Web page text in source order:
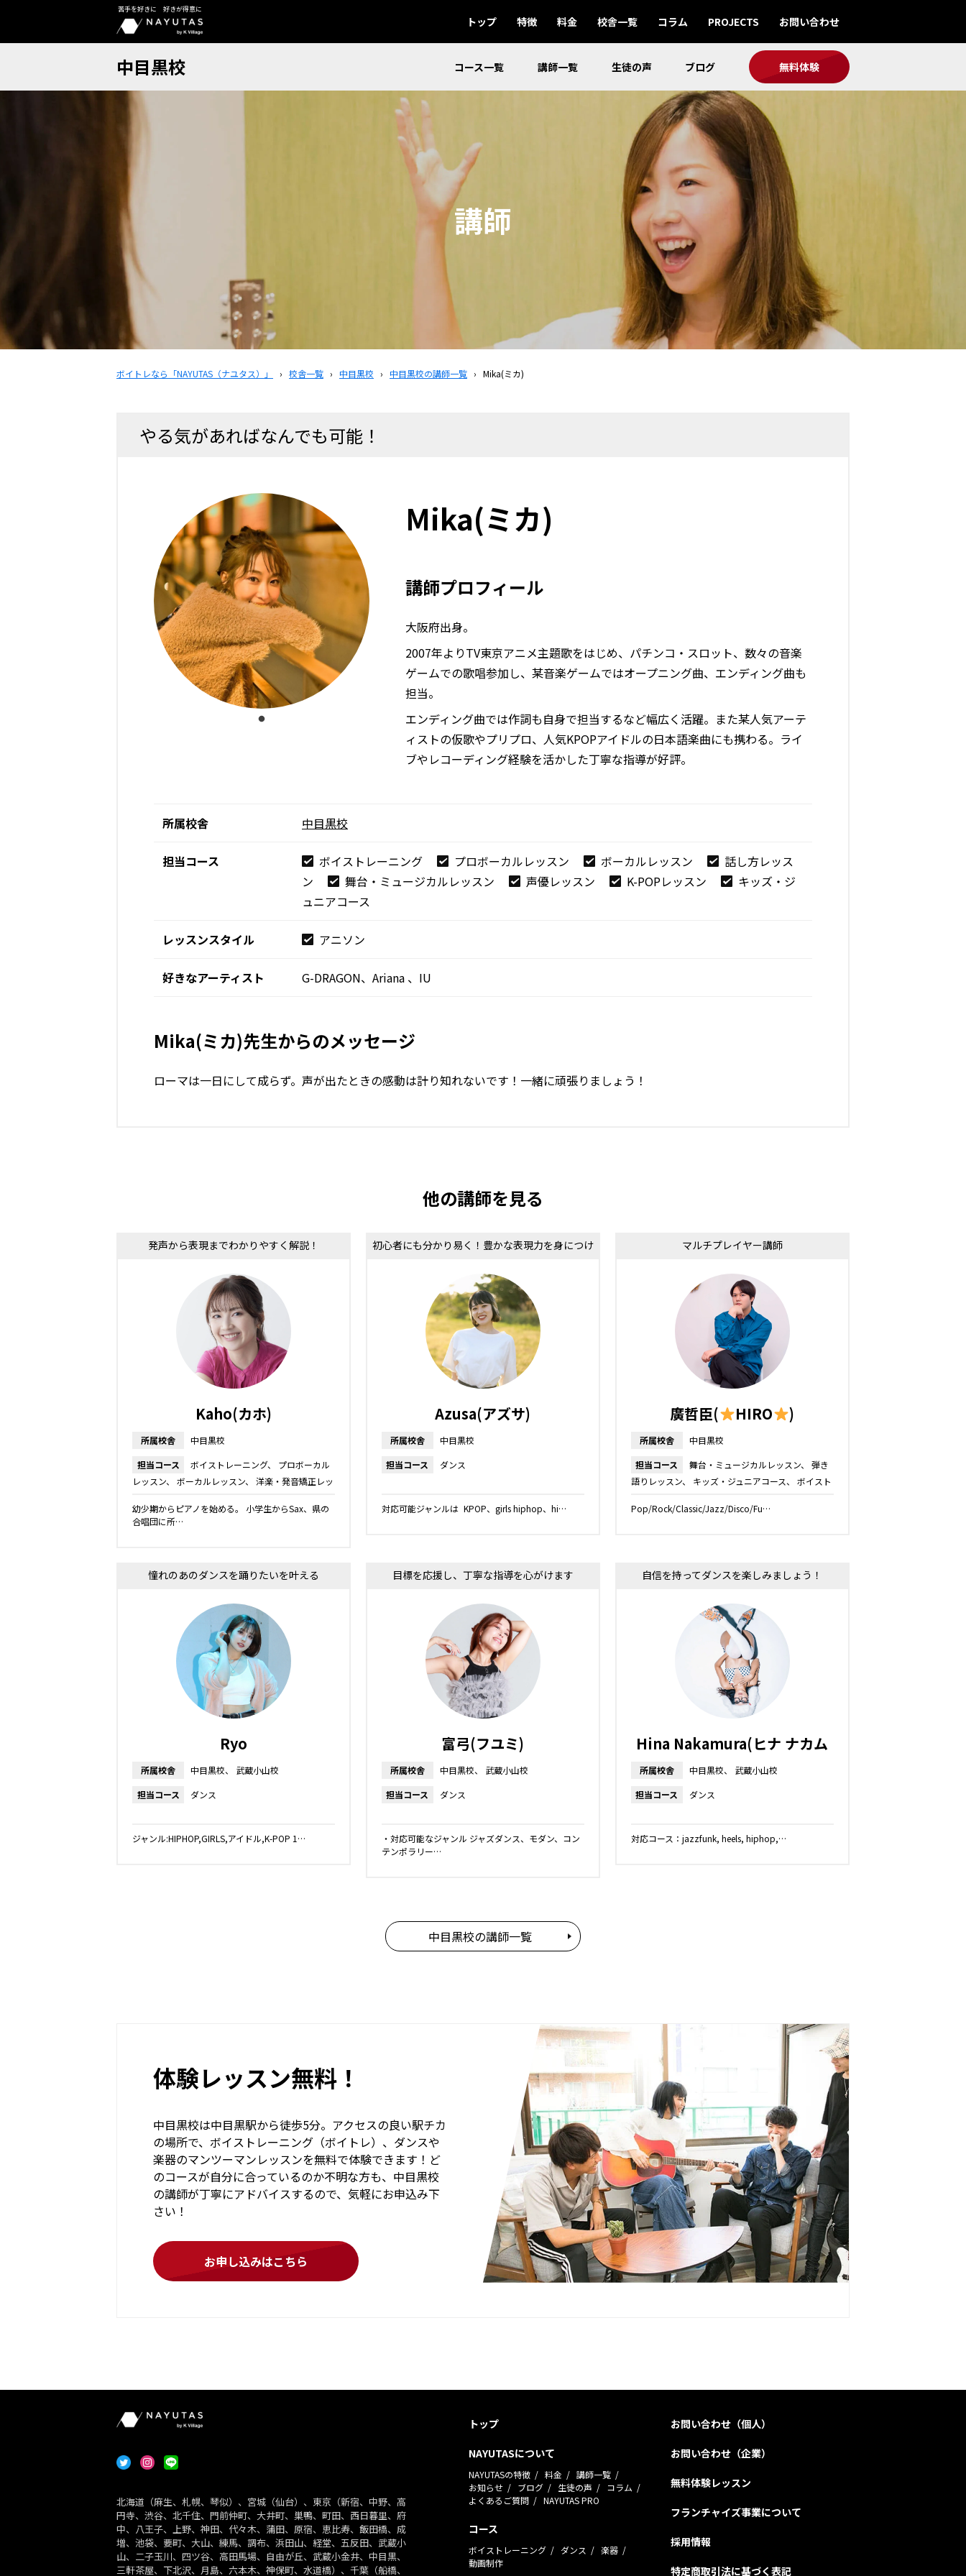
苦手を好きに 好きが得意に
トップ 特徴 料金 校舎一覧 コラム PROJECTS お問い合わせ
中目黒校 コース一覧 講師一覧 生徒の声 ブログ 無料体験
講師
ボイトレなら「NAYUTAS（ナユタス）」 › 校舎一覧 › 中目黒校 › 中目黒校の講師一覧 › Mika(ミカ)
やる気があればなんでも可能！
Mika(ミカ)
講師プロフィール
大阪府出身。
2007年よりTV東京アニメ主題歌をはじめ、パチンコ・スロット、数々の音楽
ゲームでの歌唱参加し、某音楽ゲームではオープニング曲、エンディング曲も
担当。
エンディング曲では作詞も自身で担当するなど幅広く活躍。また某人気アーテ
ィストの仮歌やプリプロ、人気KPOPアイドルの日本語楽曲にも携わる。ライ
ブやレコーディング経験を活かした丁寧な指導が好評。
所属校舎 中目黒校
担当コース ボイストレーニング プロボーカルレッスン ボーカルレッスン
話し方レッス
ン
舞台・ミュージカルレッスン 声優レッスン K-POPレッスン
キッズ・ジ
ュニアコース
レッスンスタイル アニソン
好きなアーティスト G-DRAGON、Ariana 、IU
Mika(ミカ)先生からのメッセージ
ローマは一日にして成らず。声が出たときの感動は計り知れないです！一緒に頑張りましょう！
他の講師を見る
発声から表現までわかりやすく解説！
Kaho(カホ)
所属校舎
中目黒校
担当コース
ボイストレーニング
プロボーカル
レッスン
ボーカルレッスン
洋楽・発音矯正レッ
ニアコース
幼少期からピアノを始める。 小学生からSax、県の
合唱団に所…
初心者にも分かり易く！豊かな表現力を身につけ
Azusa(アズサ)
所属校舎
中目黒校
担当コース
ダンス
対応可能ジャンルは KPOP、girls hiphop、hi…
マルチプレイヤー講師
廣哲臣( HIRO )
所属校舎
中目黒校
担当コース
舞台・ミュージカルレッスン
弾き
語りレッスン
キッズ・ジュニアコース
ボイスト
スン
Pop/Rock/Classic/Jazz/Disco/Fu…
憧れのあのダンスを踊りたいを叶える
Ryo
所属校舎 中目黒校
武蔵小山校
担当コース
ダンス
ジャンル:HIPHOP,GIRLS,アイドル,K-POP 1…
目標を応援し、丁寧な指導を心がけます
富弓(フユミ)
所属校舎 中目黒校
武蔵小山校
担当コース
ダンス
・対応可能なジャンル ジャズダンス、モダン、コン
テンポラリー…
自信を持ってダンスを楽しみましょう！
Hina Nakamura(ヒナ ナカム
ラ)
所属校舎 中目黒校
武蔵小山校
担当コース
ダンス
対応コース：jazzfunk, heels, hiphop,…
中目黒校の講師一覧
体験レッスン無料！
中目黒校は中目黒駅から徒歩5分。アクセスの良い駅チカ
の場所で、ボイストレーニング（ボイトレ）、ダンスや
楽器のマンツーマンレッスンを無料で体験できます！ど
のコースが自分に合っているのか不明な方も、中目黒校
の講師が丁寧にアドバイスするので、気軽にお申込み下
さい！
お申し込みはこちら
北海道（麻生、札幌、琴似）、宮城（仙台）、東京（新宿、中野、高
円寺、渋谷、北千住、門前仲町、大井町、巣鴨、町田、西日暮里、府
中、八王子、上野、神田、代々木、蒲田、原宿、恵比寿、飯田橋、成
増、池袋、要町、大山、練馬、調布、浜田山、経堂、五反田、武蔵小
山、二子玉川、四ツ谷、高田馬場、自由が丘、武蔵小金井、中目黒、
三軒茶屋、下北沢、月島、六本木、神保町、水道橋）、千葉（船橋、
トップ
NAYUTASについて
NAYUTASの特徴 料金
講師一覧
お知らせ
ブログ 生徒の声
コラム
よくあるご質問
NAYUTAS PRO
コース
ボイストレーニング ダンス
楽器
動画制作
お問い合わせ（個人）
お問い合わせ（企業）
無料体験レッスン
フランチャイズ事業について
採用情報
特定商取引法に基づく表記